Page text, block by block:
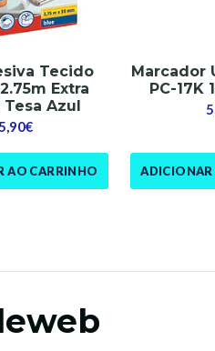
Tecido
Extra
Tesa Azul
5,90€
AO CARRINHO
Marcador
PC-17K
ADICIONAR